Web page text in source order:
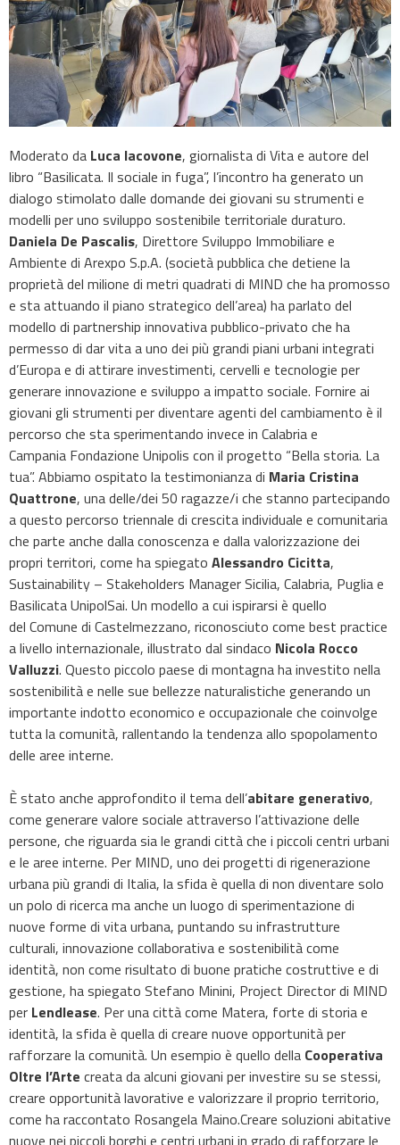
Moderato da Luca Iacovone, giornalista di Vita e autore del
libro “Basilicata. Il sociale in fuga”, l’incontro ha generato un
dialogo stimolato dalle domande dei giovani su strumenti e
modelli per uno sviluppo sostenibile territoriale duraturo.
Daniela De Pascalis, Direttore Sviluppo Immobiliare e
Ambiente di Arexpo S.p.A. (società pubblica che detiene la
proprietà del milione di metri quadrati di MIND che ha promosso
e sta attuando il piano strategico dell’area) ha parlato del
modello di partnership innovativa pubblico-privato che ha
permesso di dar vita a uno dei più grandi piani urbani integrati
d’Europa e di attirare investimenti, cervelli e tecnologie per
generare innovazione e sviluppo a impatto sociale. Fornire ai
giovani gli strumenti per diventare agenti del cambiamento è il
percorso che sta sperimentando invece in Calabria e
Campania Fondazione Unipolis con il progetto “Bella storia. La
tua”. Abbiamo ospitato la testimonianza di Maria Cristina
Quattrone, una delle/dei 50 ragazze/i che stanno partecipando
a questo percorso triennale di crescita individuale e comunitaria
che parte anche dalla conoscenza e dalla valorizzazione dei
propri territori, come ha spiegato Alessandro Cicitta,
Sustainability – Stakeholders Manager Sicilia, Calabria, Puglia e
Basilicata UnipolSai. Un modello a cui ispirarsi è quello
del Comune di Castelmezzano, riconosciuto come best practice
a livello internazionale, illustrato dal sindaco Nicola Rocco
Valluzzi. Questo piccolo paese di montagna ha investito nella
sostenibilità e nelle sue bellezze naturalistiche generando un
importante indotto economico e occupazionale che coinvolge
tutta la comunità, rallentando la tendenza allo spopolamento
delle aree interne.
È stato anche approfondito il tema dell’abitare generativo,
come generare valore sociale attraverso l’attivazione delle
persone, che riguarda sia le grandi città che i piccoli centri urbani
e le aree interne. Per MIND, uno dei progetti di rigenerazione
urbana più grandi di Italia, la sfida è quella di non diventare solo
un polo di ricerca ma anche un luogo di sperimentazione di
nuove forme di vita urbana, puntando su infrastrutture
culturali, innovazione collaborativa e sostenibilità come
identità, non come risultato di buone pratiche costruttive e di
gestione, ha spiegato Stefano Minini, Project Director di MIND
per Lendlease. Per una città come Matera, forte di storia e
identità, la sfida è quella di creare nuove opportunità per
rafforzare la comunità. Un esempio è quello della Cooperativa
Oltre l’Arte creata da alcuni giovani per investire su se stessi,
creare opportunità lavorative e valorizzare il proprio territorio,
come ha raccontato Rosangela Maino.Creare soluzioni abitative